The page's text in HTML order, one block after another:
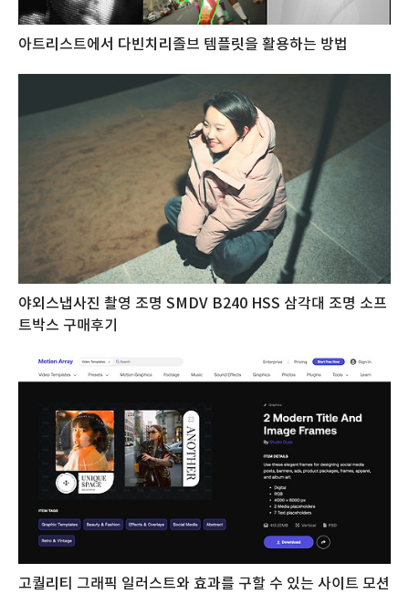
아트리스트에서 다빈치리졸브 템플릿을 활용하는 방법
야외스냅사진 촬영 조명 SMDV B240 HSS 삼각대 조명 소프
트박스 구매후기
고퀄리티 그래픽 일러스트와 효과를 구할 수 있는 사이트 모션